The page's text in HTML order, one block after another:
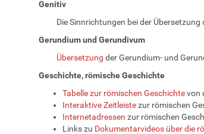
Genitiv
Die Sinnrichtungen bei der Übersetzung
Gerundium und Gerundivum
Übersetzung der Gerundium- und
Geschichte, römische Geschichte
Tabelle zur römischen Geschichtevon
Interaktive Zeitleistezur römischen
Internetadressen zur römischen
Links zu Dokumentarvideos über die